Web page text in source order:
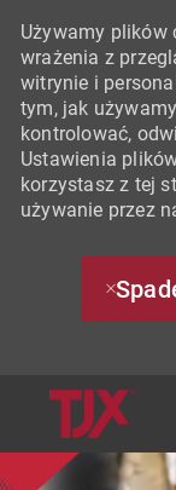
Używamy plików
wrażenia z
witrynie i
tym, jak
kontrolować,
Ustawienia
korzystasz z tej
używanie przez